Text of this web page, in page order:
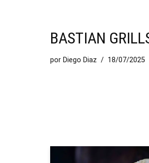
BASTIAN
por Diego Diaz 18/07/2025